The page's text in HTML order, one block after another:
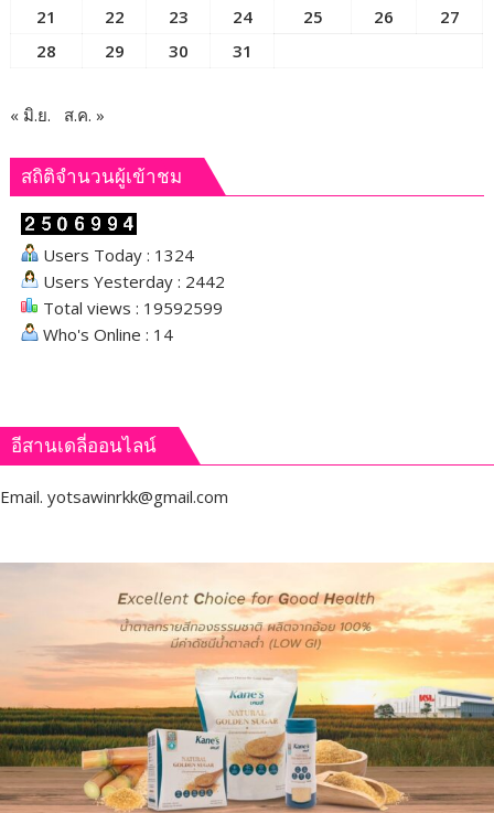
21
22 23 24 25 26
27
28
29 30 31
« มิ.ย. ส.ค. »
สถิติจำนวนผู้เข้าชม
Users Today : 1324
Users Yesterday : 2442
Total views : 19592599
Who's Online : 14
อีสานเดลี่ออนไลน์
Email. yotsawinrkk@gmail.com